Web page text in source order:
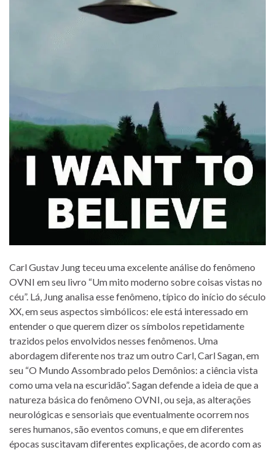
Carl Gustav Jung teceu uma excelente análise do fenômeno
OVNI em seu livro “Um mito moderno sobre coisas vistas no
céu”. Lá, Jung analisa esse fenômeno, típico do início do século
XX, em seus aspectos simbólicos: ele está interessado em
entender o que querem dizer os símbolos repetidamente
trazidos pelos envolvidos nesses fenômenos. Uma
abordagem diferente nos traz um outro Carl, Carl Sagan, em
seu “O Mundo Assombrado pelos Demônios: a ciência vista
como uma vela na escuridão”. Sagan defende a ideia de que a
natureza básica do fenômeno OVNI, ou seja, as alterações
neurológicas e sensoriais que eventualmente ocorrem nos
seres humanos, são eventos comuns, e que em diferentes
épocas suscitavam diferentes explicações, de acordo com as